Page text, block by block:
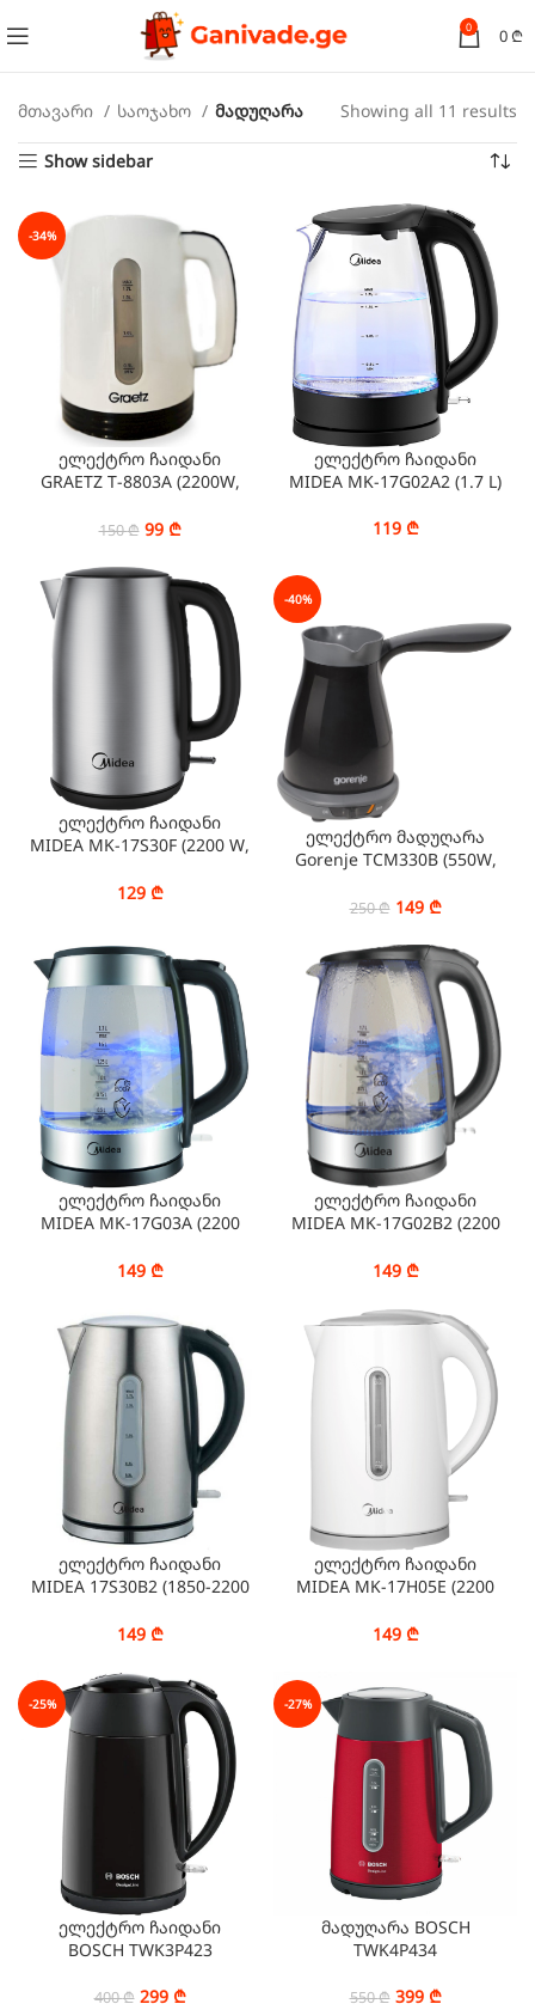
0 0 ₾
მთავარი საოჯახო მადუღარა Showing all 11 results
Show sidebar
-34%
ელექტრო ჩაიდანი
GRAETZ T-8803A (2200W,
150₾ 99 ₾
ელექტრო ჩაიდანი
MIDEA MK-17G02A2 (1.7 L)
119 ₾
ელექტრო ჩაიდანი
MIDEA MK-17S30F (2200 W,
129 ₾
-40%
ელექტრო მადუღარა
Gorenje TCM330B (550W,
250₾ 149 ₾
ელექტრო ჩაიდანი
MIDEA MK-17G03A (2200
149 ₾
ელექტრო ჩაიდანი
MIDEA MK-17G02B2 (2200
149 ₾
ელექტრო ჩაიდანი
MIDEA 17S30B2 (1850-2200
149 ₾
ელექტრო ჩაიდანი
MIDEA MK-17H05E (2200
149 ₾
-25%
ელექტრო ჩაიდანი
BOSCH TWK3P423
400₾ 299 ₾
-27%
მადუღარა BOSCH
TWK4P434
550₾ 399 ₾